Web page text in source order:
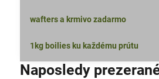
wafters a krmivo zadarmo
1kg boilies ku každému prútu
Naposledy